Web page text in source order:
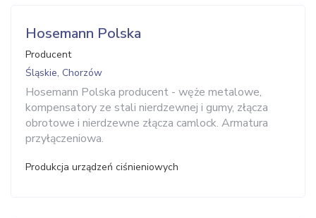
Hosemann Polska
Producent
Śląskie, Chorzów
Hosemann Polska producent - węże metalowe,
kompensatory ze stali nierdzewnej i gumy, złącza
obrotowe i nierdzewne złącza camlock. Armatura
przyłączeniowa.
Produkcja urządzeń ciśnieniowych